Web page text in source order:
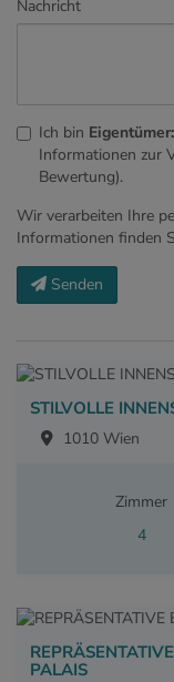
Nachricht
Ich bin
Informationen zur
Bewertung).
Wir verarbeiten Ihre
Informationen finden
Senden
STILVOLLE
1010 Wien
Zimmer
4
PALAIS